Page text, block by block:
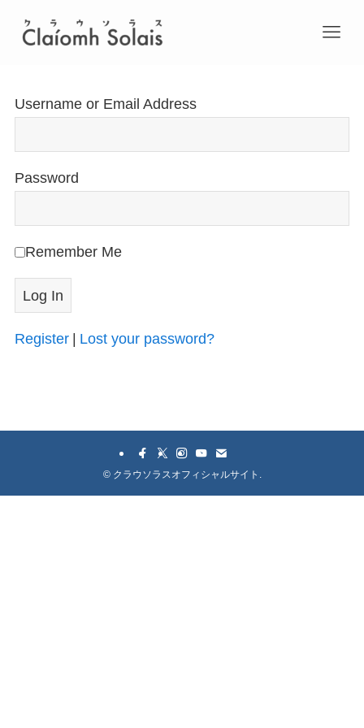
Username or Email Address
Password
Remember Me
Register Lost your password?
©クラウソラスオフィシャルサイト.